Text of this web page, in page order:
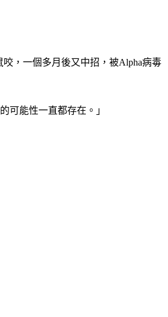
，一個多月後又中招，被Alpha病毒
可能性一直都存在。」